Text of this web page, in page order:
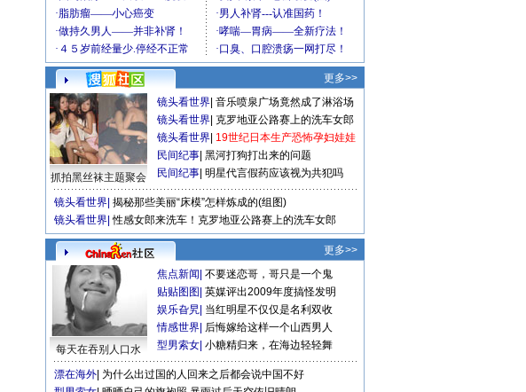
更多>>
抓拍黑丝袜主题聚会
镜头看世界 音乐喷泉广场竟然成了淋浴场
镜头看世界 克罗地亚公路赛上的洗车女郎
镜头看世界 19世纪日本生产恐怖孕妇娃娃
民间纪事 黑河打狗打出来的问题
民间纪事 明星代言假药应该视为共犯吗
镜头看世界 揭秘那些美丽“床模”怎样炼成的(组图)
镜头看世界 性感女郎来洗车！克罗地亚公路赛上的洗车女郎
更多>>
每天在吞别人口水
焦点新闻 不要迷恋哥，哥只是一个鬼
贴贴图图 英媒评出2009年度搞怪发明
娱乐旮旯 当红明星不仅仅是名利双收
情感世界 后悔嫁给这样一个山西男人
型男索女 小糖精归来，在海边轻轻舞
漂在海外 为什么出过国的人回来之后都会说中国不好